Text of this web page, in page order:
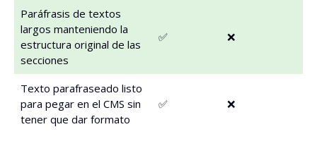
Paráfrasis de textos
largos manteniendo la
estructura original de las
secciones
✅ ❌
Texto parafraseado listo
para pegar en el CMS sin
tener que dar formato
✅ ❌